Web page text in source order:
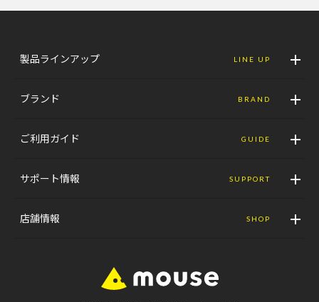
製品ラインアップ LINE UP
ブランド BRAND
ご利用ガイド GUIDE
サポート情報 SUPPORT
店舗情報 SHOP